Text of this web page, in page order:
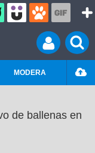
MODERA
de ballenas en